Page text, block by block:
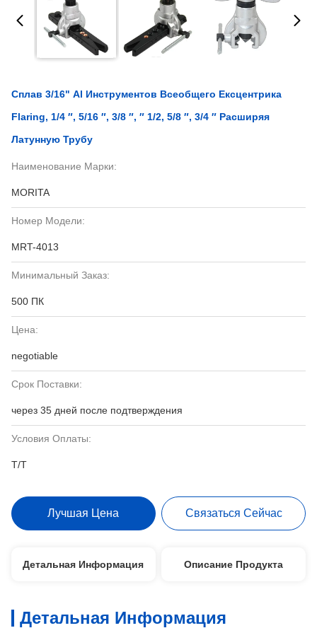
Сплав 3/16" Al Инструментов Всеобщего Ексцентрика
Flaring, 1/4 ″, 5/16 ″, 3/8 ″, ″ 1/2, 5/8 ″, 3/4 ″ Расширяя
Латунную Трубу
Наименование Марки:
MORITA
Номер Модели:
MRT-4013
Минимальный Заказ:
500 ПК
Цена:
negotiable
Срок Поставки:
через 35 дней после подтверждения
Условия Оплаты:
T/T
Лучшая Цена Связаться Сейчас
Детальная Информация Описание Продукта
Детальная Информация